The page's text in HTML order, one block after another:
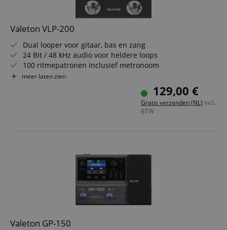
Valeton VLP-200
Dual looper voor gitaar, bas en zang
24 Bit / 48 kHz audio voor heldere loops
100 ritmepatronen inclusief metronoom
99 projecten en tot 7 uur opname
SERIAL- en FREE-modus voor twee loops
MIDI, USB-C, koptelefoon- en stereo-I/O
meer laten zien
129,00 €
Gratis verzenden (NL) incl.
BTW
Valeton GP-150